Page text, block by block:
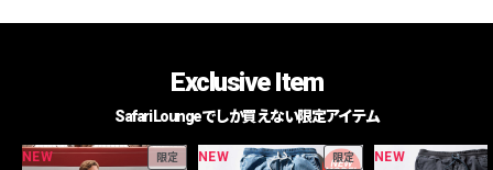
Exclusive Item
Safari Loungeでしか買えない限定アイテム
NEW 限定 NEW 限定 NEW